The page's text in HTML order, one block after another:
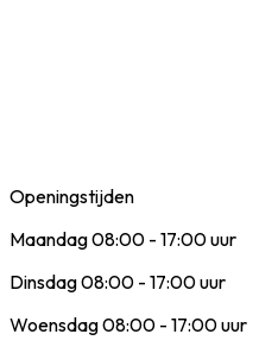
Openingstijden
Maandag 08:00 - 17:00 uur
Dinsdag 08:00 - 17:00 uur
Woensdag 08:00 - 17:00 uur